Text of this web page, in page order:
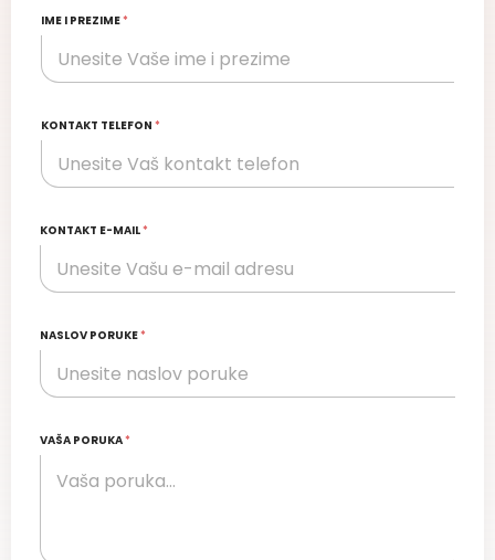
IME I PREZIME*
KONTAKT TELEFON *
KONTAKT E-MAIL*
NASLOV PORUKE*
VAŠA PORUKA*